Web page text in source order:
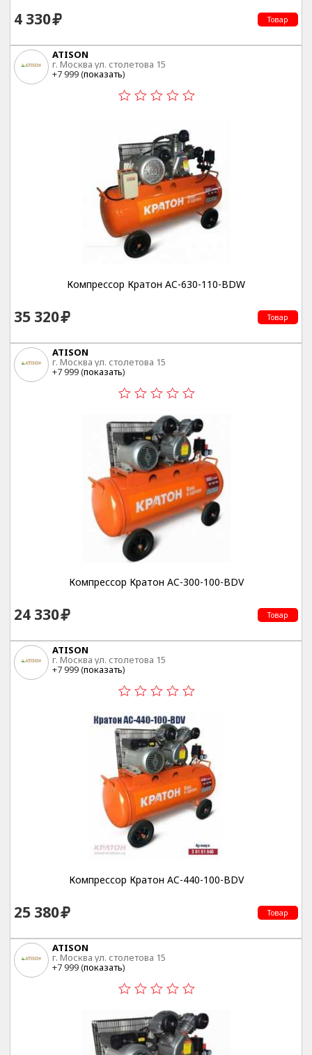
4 330 Товар
ATISON
г. Москва ул. столетова 15
+7 999 (показать)
Компрессор Кратон AC-630-110-BDW
35 320 Товар
ATISON
г. Москва ул. столетова 15
+7 999 (показать)
Компрессор Кратон AC-300-100-BDV
24 330 Товар
ATISON
г. Москва ул. столетова 15
+7 999 (показать)
Компрессор Кратон AC-440-100-BDV
25 380 Товар
ATISON
г. Москва ул. столетова 15
+7 999 (показать)